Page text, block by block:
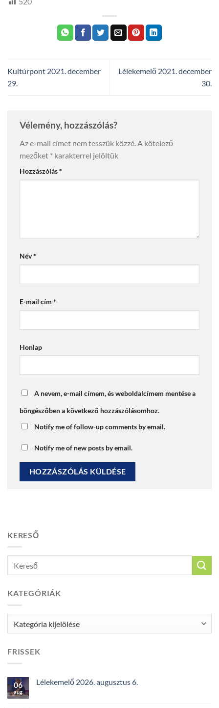
Kultúrpont 2021. december
29.
Lélekemelő 2021. december
30.
Vélemény, hozzászólás?
Az e-mail címet nem tesszük közzé.A kötelező
mezőket * karakterrel jelöltük
Hozzászólás*
Név*
E-mail cím *
Honlap
A nevem, e-mail címem, és weboldalcímem mentése a
böngészőben a következő hozzászólásomhoz.
Notify me of follow-up comments by email.
Notify me of new posts by email.
KERESŐ
KATEGÓRIÁK
FRISSEK
06
aug
Lélekemelő 2026. augusztus 6.